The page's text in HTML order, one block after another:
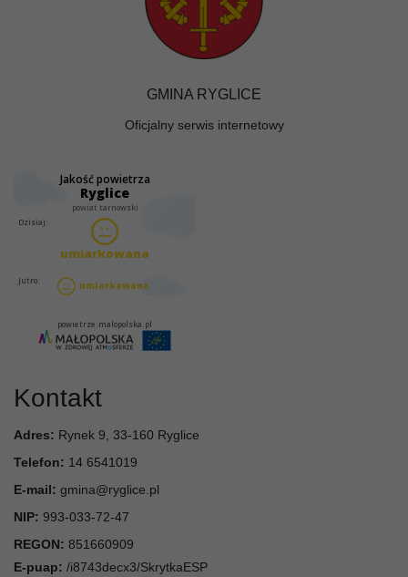
GMINA RYGLICE
Oficjalny serwis internetowy
Kontakt
Adres: Rynek 9, 33-160 Ryglice
Telefon: 14 6541019
E-mail: gmina@ryglice.pl
NIP: 993-033-72-47
REGON: 851660909
E-puap: /i8743decx3/SkrytkaESP